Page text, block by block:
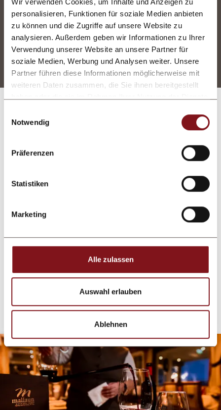
Wir verwenden Cookies, um Inhalte und Anzeigen zu
personalisieren, Funktionen für soziale Medien anbieten
zu können und die Zugriffe auf unsere Website zu
analysieren. Außerdem geben wir Informationen zu Ihrer
Verwendung unserer Website an unsere Partner für
soziale Medien, Werbung und Analysen weiter. Unsere
Partner führen diese Informationen möglicherweise mit
weiteren Daten zusammen, die Sie ihnen bereitgestellt
Notwendig
Präferenzen
Statistiken
Marketing
Alle zulassen
Auswahl erlauben
Ablehnen
Galadinner oder geführten Wanderungen.
Inklusivleistungen
Gutscheine
Besonderen
Wir stellen Ihnen jederzeit gerne einen
Geschenk zum gewünschten Zeitpunkt zu.
Senden Sie uns einfach eine E-Mail, rufen Sie
uns an.
Sie haben auch die Möglichkeit Ihren
Gutschein direkt online zu bestellen, bezahlen